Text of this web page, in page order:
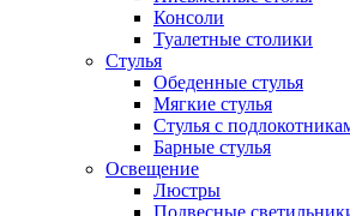
Консоли
Туалетные столики
Стулья
Обеденные стулья
Мягкие стулья
Стулья с
Барные стулья
Освещение
Люстры